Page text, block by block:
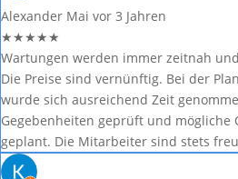
Alexander Mai vor 3 Jahren
★★★★★
Wartungen werden immer zeitnah
Die Preise sind vernünftig. Bei der
wurde sich ausreichend Zeit
Gegebenheiten geprüft und mögliche
geplant. Die Mitarbeiter sind stets